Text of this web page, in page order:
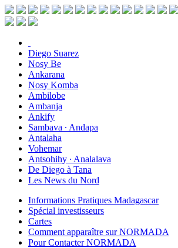
Diego Suarez
Nosy Be
Ankarana
Nosy Komba
Ambilobe
Ambanja
Ankify
Sambava ∙ Andapa
Antalaha
Vohemar
Antsohihy ∙ Analalava
De Diego à Tana
Les News du Nord
Informations Pratiques Madagascar
Spécial investisseurs
Cartes
Comment apparaître sur NORMADA
Pour Contacter NORMADA